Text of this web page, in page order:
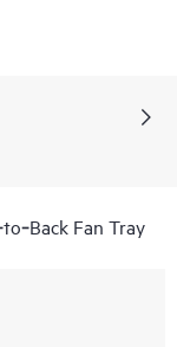
Fan Tray